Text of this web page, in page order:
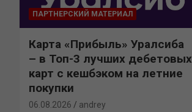
ПАРТНЕРСКИЙ МАТЕРИАЛ
Карта «Прибыль» Уралсиба
– в Топ-3 лучших дебетовых
карт с кешбэком на летние
покупки
06.08.2026 andrey